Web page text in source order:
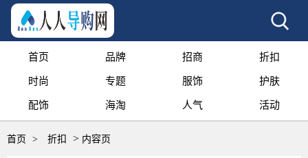
首页 品牌 招商 折扣
时尚 专题 服饰 护肤
配饰 海淘 人气 活动
首页 > 折扣 > 内容页